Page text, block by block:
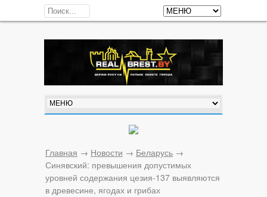
Главная → Новости → Беларусь →
Синявский: превышения допустимых
уровней содержания цезия-137 выявляются
в древесине, ягодах и грибах